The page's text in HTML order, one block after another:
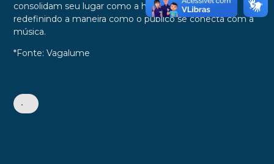
consolidam seu lugar como a herdeira do trono pop,
redefinindo a maneira como o público se conecta com a
música.
*Fonte: Vagalume
•